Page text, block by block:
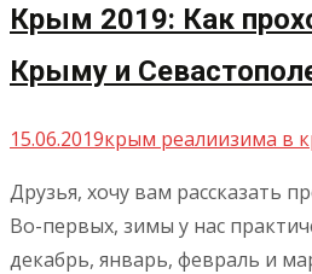
Крым 2019: Как
Крыму и
15.06.2019крым реалиизима в
Друзья, хочу вам рассказать
Во-первых, зимы у нас
декабрь, январь, февраль и